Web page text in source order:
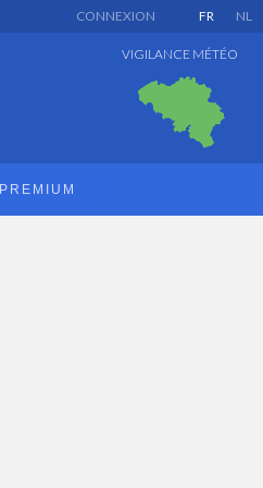
FR NL
CONNEXION
VIGILANCE MÉTÉO
PREMIUM